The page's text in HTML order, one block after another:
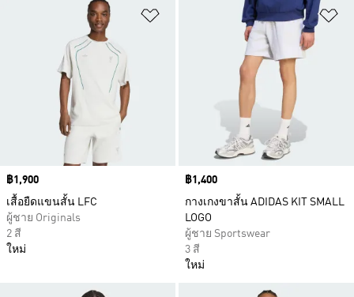
เพิ่มไปยังรายการสินค้าโปรด
Price
฿1,900
เสื้อยืดแขนสั้น LFC
ผู้ชาย Originals
2 สี
ใหม่
Price
฿1,400
กางเกงขาสั้น ADIDAS KIT SMALL
LOGO
ผู้ชาย Sportswear
3 สี
ใหม่